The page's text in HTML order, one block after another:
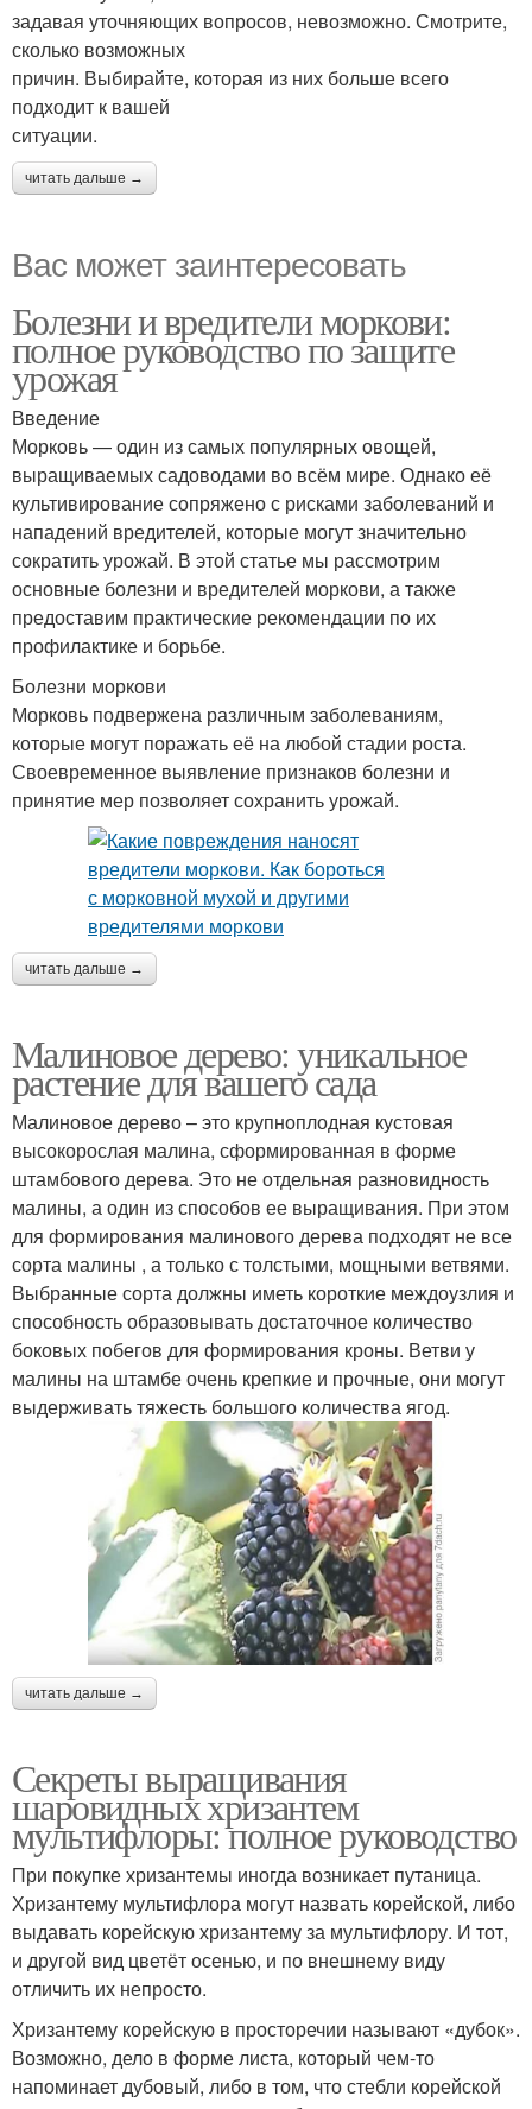
задавая уточняющих вопросов, невозможно. Смотрите,
сколько возможных
причин. Выбирайте, которая из них больше всего
подходит к вашей
ситуации.
читать дальше →
Вас может заинтересовать
Болезни и вредители моркови:
полное руководство по защите
урожая
Введение
Морковь — один из самых популярных овощей,
выращиваемых садоводами во всём мире. Однако её
культивирование сопряжено с рисками заболеваний и
нападений вредителей, которые могут значительно
сократить урожай. В этой статье мы рассмотрим
основные болезни и вредителей моркови, а также
предоставим практические рекомендации по их
профилактике и борьбе.
Болезни моркови
Морковь подвержена различным заболеваниям,
которые могут поражать её на любой стадии роста.
Своевременное выявление признаков болезни и
принятие мер позволяет сохранить урожай.
читать дальше →
Малиновое дерево: уникальное
растение для вашего сада
Малиновое дерево – это крупноплодная кустовая
высокорослая малина, сформированная в форме
штамбового дерева. Это не отдельная разновидность
малины, а один из способов ее выращивания. При этом
для формирования малинового дерева подходят не все
сорта малины , а только с толстыми, мощными ветвями.
Выбранные сорта должны иметь короткие междоузлия и
способность образовывать достаточное количество
боковых побегов для формирования кроны. Ветви у
малины на штамбе очень крепкие и прочные, они могут
выдерживать тяжесть большого количества ягод.
читать дальше →
Секреты выращивания
шаровидных хризантем
мультифлоры: полное руководство
При покупке хризантемы иногда возникает путаница.
Хризантему мультифлора могут назвать корейской, либо
выдавать корейскую хризантему за мультифлору. И тот,
и другой вид цветёт осенью, и по внешнему виду
отличить их непросто.
Хризантему корейскую в просторечии называют «дубок».
Возможно, дело в форме листа, который чем-то
напоминает дубовый, либо в том, что стебли корейской